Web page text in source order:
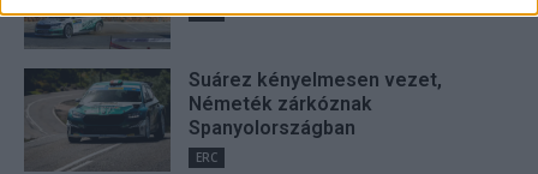
related to security, including authentication
functionality and fraud prevention, and other
user protection.
ERC
Suárez kényelmesen vezet,
Németék zárkóznak
Spanyolországban
ERC